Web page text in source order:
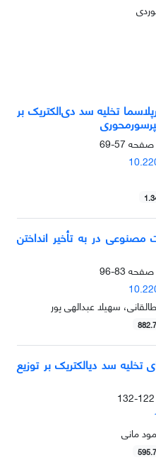
تخلیه سد دی‌الکتریک بر
57-69
در به تأخیر انداختن
83-96
سهیلا عبدالهی پور
تخلیه سد دیالکتریک بر توزیع
122-132
مانی